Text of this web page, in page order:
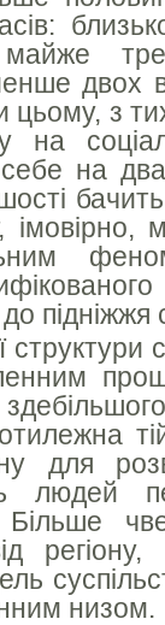
майже
двох
з
на
на
імовірно,
підніжжя
для
людей
Більше
низом.